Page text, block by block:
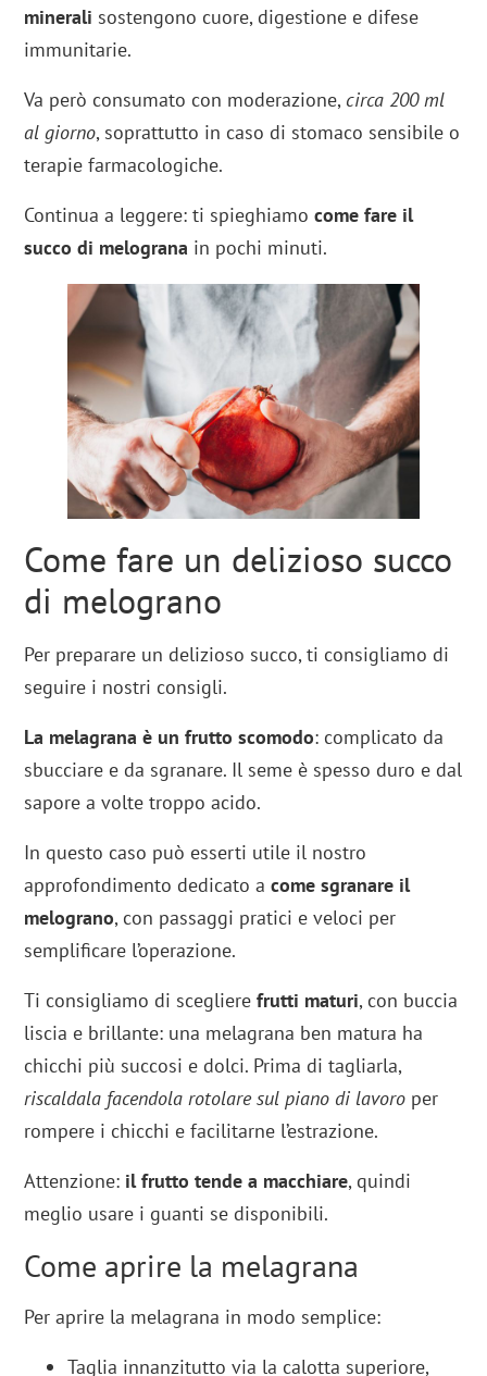
minerali sostengono cuore, digestione e difese
immunitarie.
Va però consumato con moderazione, circa 200 ml
al giorno, soprattutto in caso di stomaco sensibile o
terapie farmacologiche.
Continua a leggere: ti spieghiamocome fare il
succo di melograna in pochi minuti.
Come fare un delizioso succo
di melograno
Per preparare un delizioso succo, ti consigliamo di
seguire i nostri consigli.
La melagrana è un frutto scomodo: complicato da
sbucciare e da sgranare. Il seme è spesso duro e dal
sapore a volte troppo acido.
In questo caso può esserti utile il nostro
approfondimento dedicato acome sgranare il
melograno, con passaggi pratici e veloci per
semplificare l’operazione.
Ti consigliamo di sceglierefrutti maturi, con buccia
liscia e brillante: una melagrana ben matura ha
chicchi più succosi e dolci. Prima di tagliarla,
riscaldala facendola rotolare sul piano di lavoro per
rompere i chicchi e facilitarne l’estrazione.
Attenzione: il frutto tende a macchiare, quindi
meglio usare i guanti se disponibili.
Come aprire la melagrana
Per aprire la melagrana in modo semplice:
Taglia innanzitutto via la calotta superiore,